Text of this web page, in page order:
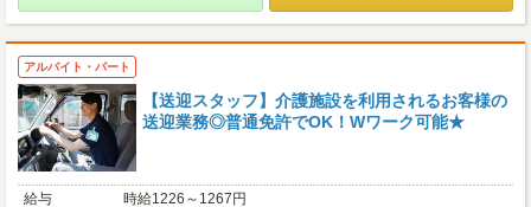
アルバイト・パート
【送迎スタッフ】介護施設を利用されるお客様の
送迎業務◎普通免許でOK！Wワーク可能★
給与
時給1226～1267円